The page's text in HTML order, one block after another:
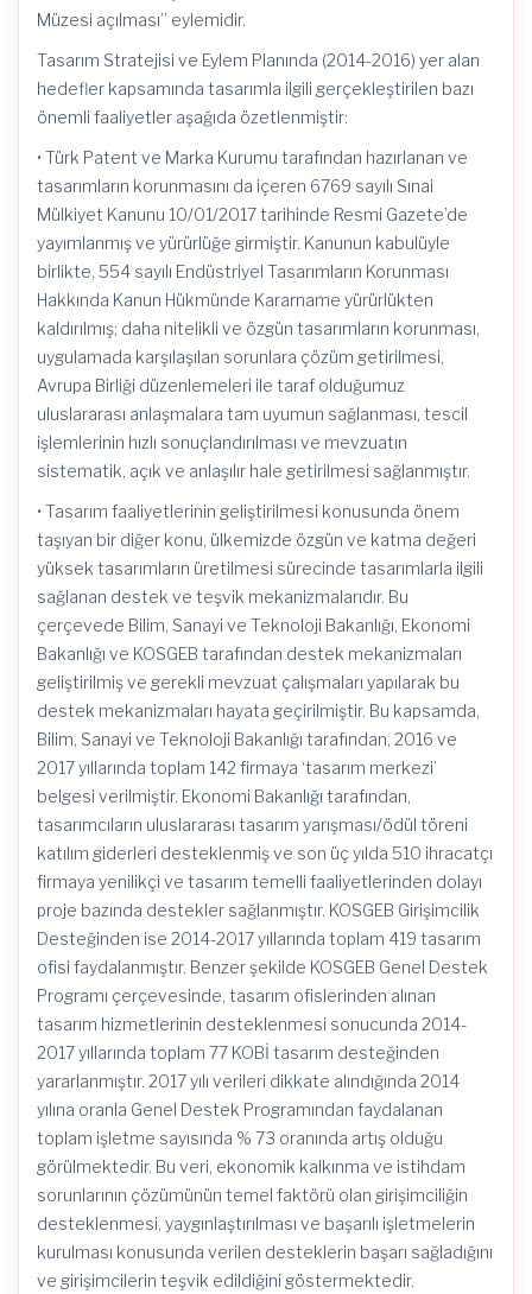
Müzesi açılması” eylemidir.
Tasarım Stratejisi ve Eylem Planında (2014-2016) yer alan
hedefler kapsamında tasarımla ilgili gerçekleştirilen bazı
önemli faaliyetler aşağıda özetlenmiştir:
• Türk Patent ve Marka Kurumu tarafından hazırlanan ve
tasarımların korunmasını da içeren 6769 sayılı Sınai
Mülkiyet Kanunu 10/01/2017 tarihinde Resmi Gazete’de
yayımlanmış ve yürürlüğe girmiştir. Kanunun kabulüyle
birlikte, 554 sayılı Endüstriyel Tasarımların Korunması
Hakkında Kanun Hükmünde Kararname yürürlükten
kaldırılmış; daha nitelikli ve özgün tasarımların korunması,
uygulamada karşılaşılan sorunlara çözüm getirilmesi,
Avrupa Birliği düzenlemeleri ile taraf olduğumuz
uluslararası anlaşmalara tam uyumun sağlanması, tescil
işlemlerinin hızlı sonuçlandırılması ve mevzuatın
sistematik, açık ve anlaşılır hale getirilmesi sağlanmıştır.
• Tasarım faaliyetlerinin geliştirilmesi konusunda önem
taşıyan bir diğer konu, ülkemizde özgün ve katma değeri
yüksek tasarımların üretilmesi sürecinde tasarımlarla ilgili
sağlanan destek ve teşvik mekanizmalarıdır. Bu
çerçevede Bilim, Sanayi ve Teknoloji Bakanlığı, Ekonomi
Bakanlığı ve KOSGEB tarafından destek mekanizmaları
geliştirilmiş ve gerekli mevzuat çalışmaları yapılarak bu
destek mekanizmaları hayata geçirilmiştir. Bu kapsamda,
Bilim, Sanayi ve Teknoloji Bakanlığı tarafından, 2016 ve
2017 yıllarında toplam 142 firmaya ‘tasarım merkezi’
belgesi verilmiştir. Ekonomi Bakanlığı tarafından,
tasarımcıların uluslararası tasarım yarışması/ödül töreni
katılım giderleri desteklenmiş ve son üç yılda 510 ihracatçı
firmaya yenilikçi ve tasarım temelli faaliyetlerinden dolayı
proje bazında destekler sağlanmıştır. KOSGEB Girişimcilik
Desteğinden ise 2014-2017 yıllarında toplam 419 tasarım
ofisi faydalanmıştır. Benzer şekilde KOSGEB Genel Destek
Programı çerçevesinde, tasarım ofislerinden alınan
tasarım hizmetlerinin desteklenmesi sonucunda 2014-
2017 yıllarında toplam 77 KOBİ tasarım desteğinden
yararlanmıştır. 2017 yılı verileri dikkate alındığında 2014
yılına oranla Genel Destek Programından faydalanan
toplam işletme sayısında % 73 oranında artış olduğu
görülmektedir. Bu veri, ekonomik kalkınma ve istihdam
sorunlarının çözümünün temel faktörü olan girişimciliğin
desteklenmesi, yaygınlaştırılması ve başarılı işletmelerin
kurulması konusunda verilen desteklerin başarı sağladığını
ve girişimcilerin teşvik edildiğini göstermektedir.